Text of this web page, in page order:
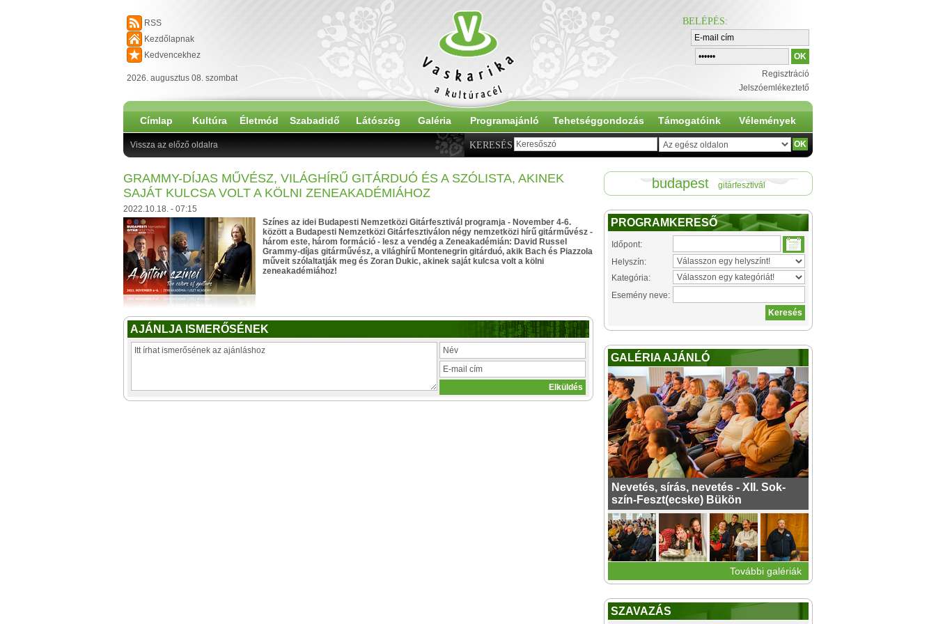
RSS
Kezdőlapnak
Kedvencekhez
2026. augusztus 08. szombat
BELÉPÉS:
Regisztráció
Jelszóemlékeztető
Címlap Kultúra Életmód Szabadidő Látószög Galéria Programajánló Tehetséggondozás Támogatóink Vélemények
KERESÉS
Vissza az előző oldalra
GRAMMY-DÍJAS MŰVÉSZ, VILÁGHÍRŰ GITÁRDUÓ ÉS A SZÓLISTA, AKINEK
SAJÁT KULCSA VOLT A KÖLNI ZENEAKADÉMIÁHOZ
2022.10.18. - 07:15
Színes az idei Budapesti Nemzetközi Gitárfesztivál programja - November 4-6.
között a Budapesti Nemzetközi Gitárfesztiválon négy nemzetközi hírű gitárművész -
három este, három formáció - lesz a vendég a Zeneakadémián: David Russel
Grammy-díjas gitárművész, a világhírű Montenegrin gitárduó, akik Bach és Piazzola
műveit szólaltatják meg és Zoran Dukic, akinek saját kulcsa volt a kölni
zeneakadémiához!
AJÁNLJA ISMERŐSÉNEK
budapest gitárfesztivál
PROGRAMKERESŐ
Időpont:
Helyszín:
Kategória:
Esemény neve:
GALÉRIA AJÁNLÓ
Nevetés, sírás, nevetés - XII. Sok-
szín-Feszt(ecske) Bükön
További galériák
SZAVAZÁS